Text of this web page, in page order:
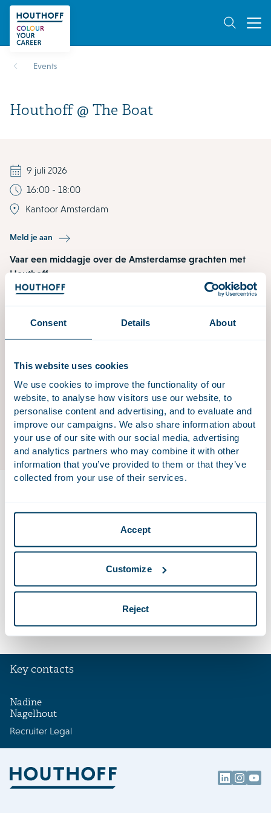
Consent Details About
This website uses cookies
We use cookies to improve the functionality of our
website, to analyse how visitors use our website, to
personalise content and advertising, and to evaluate and
improve our campaigns. We also share information about
your use of our site with our social media, advertising
and analytics partners who may combine it with other
information that you’ve provided to them or that they’ve
collected from your use of their services.
Accept
Customize
Reject
Events
Houthoff @ The Boat
9 juli 2026
16:00 - 18:00
Kantoor Amsterdam
Meld je aan
Vaar een middagje over de Amsterdamse grachten met
Houthoff
Maak op een ontspannen manier kennis met Houthoff
we door de Amsterdamse grachten, terwijl je in een
informele setting onze kantoorgenoten leert kennen.
stellen over werken bij Houthoff, onze praktijkgroepen en
het kantoorleven. Een perfecte gelegenheid om elkaar
beter te leren kennen én te netwerken.
Aanmelddeadline:4 juli 2026
Let op: wanneer je je aanmeldt, rekenen wij op jouw komst.
Key contacts
Nadine
Nagelhout
Recruiter Legal